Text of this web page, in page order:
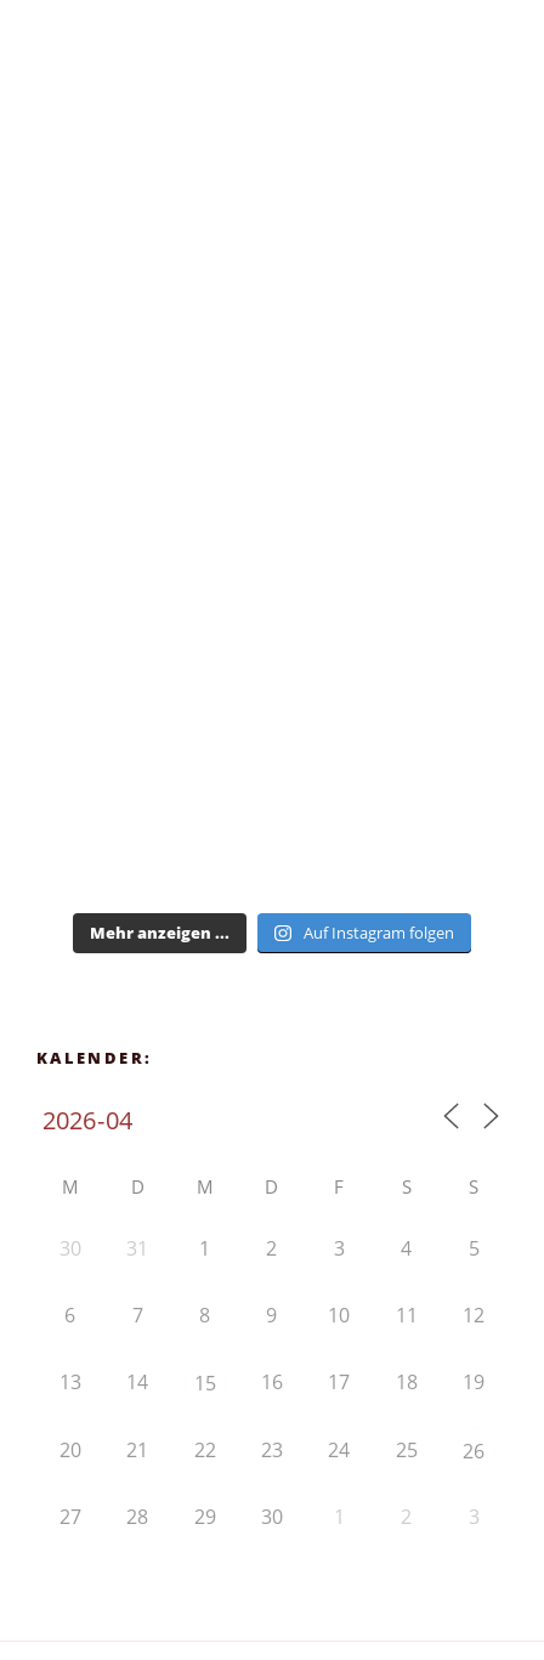
Mehr anzeigen ... Auf Instagram folgen
KALENDER:
M D M D F S S
30 31 1 2 3 4 5
6 7 8 9 10 11 12
13 14 15 16 17 18 19
20 21 22 23 24 25 26
27 28 29 30 1 2 3